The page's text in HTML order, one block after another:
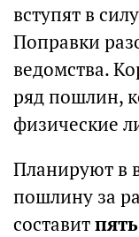
вступят в
Поправки
ведомства.
ряд пошлин,
физические
Планируют в
пошлину за
составит